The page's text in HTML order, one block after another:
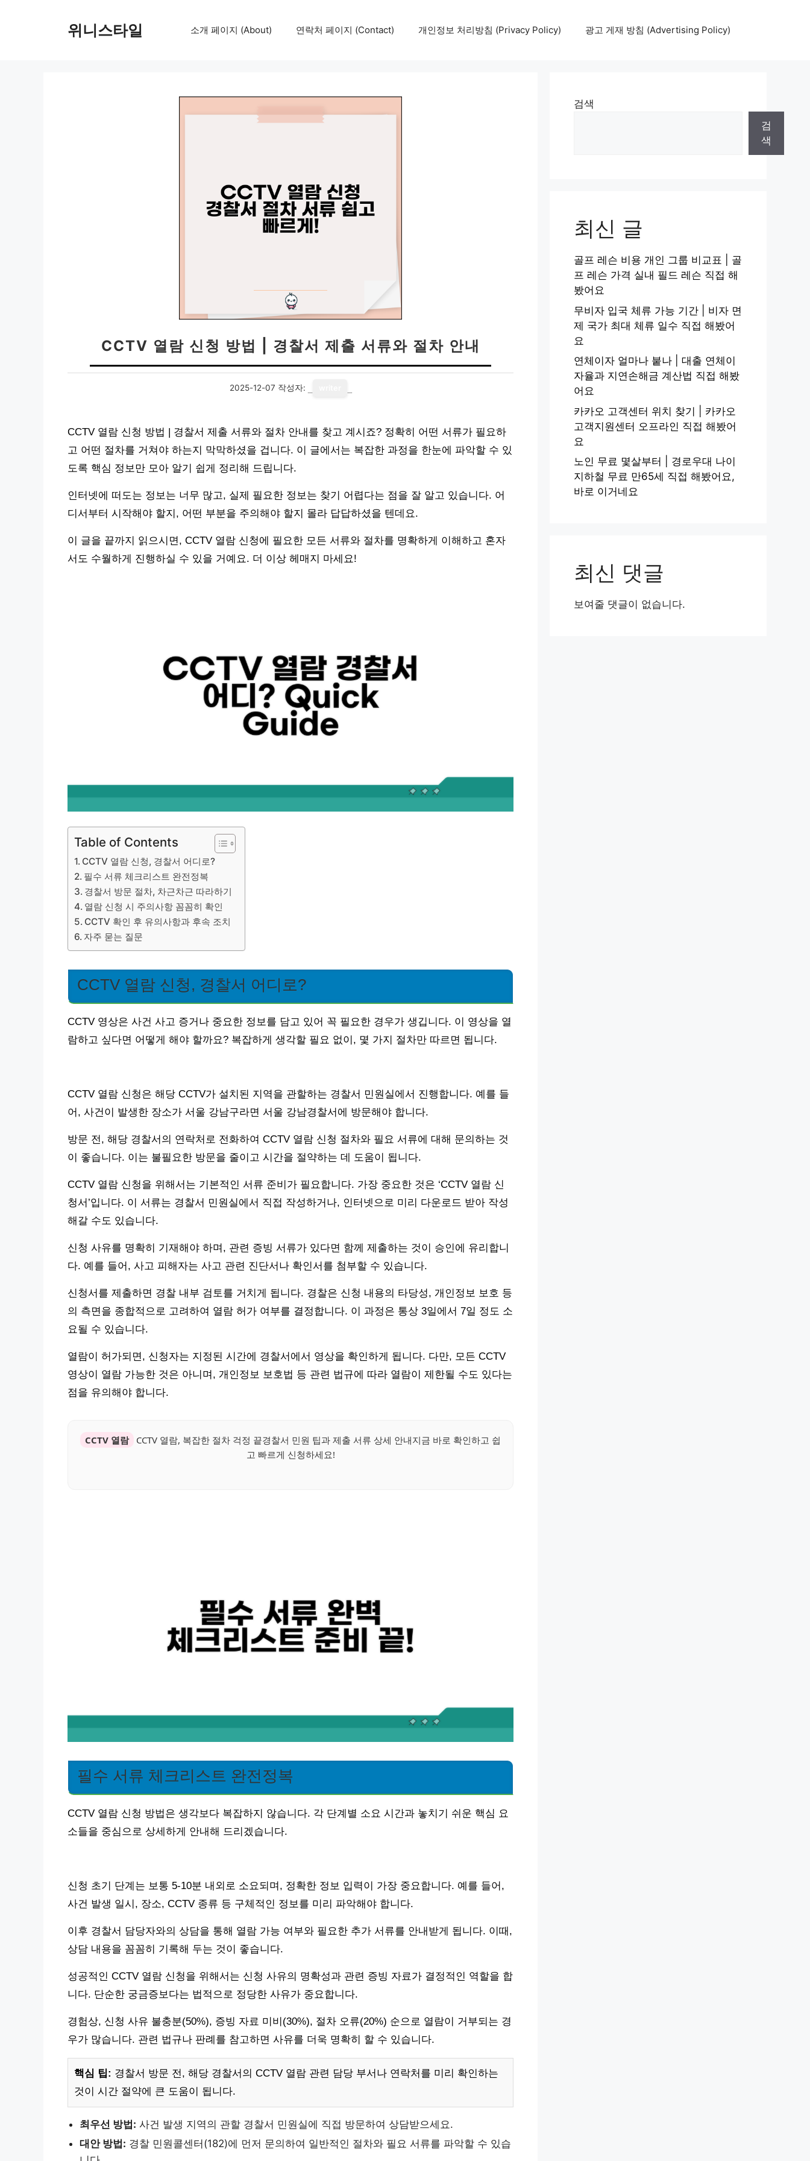
위니스타일 소개 페이지 (About) 연락처 페이지 (Contact) 개인정보 처리방침 (Privacy Policy) 광고 게재 방침 (Advertising Policy)
CCTV 열람 신청 방법 | 경찰서 제출 서류와 절차 안내
2025-12-07 작성자:
CCTV 열람 신청 방법 | 경찰서 제출 서류와 절차 안내를 찾고 계시죠? 정확히 어떤 서류가 필요하
고 어떤 절차를 거쳐야 하는지 막막하셨을 겁니다. 이 글에서는 복잡한 과정을 한눈에 파악할 수 있
도록 핵심 정보만 모아 알기 쉽게 정리해 드립니다.
인터넷에 떠도는 정보는 너무 많고, 실제 필요한 정보는 찾기 어렵다는 점을 잘 알고 있습니다. 어
디서부터 시작해야 할지, 어떤 부분을 주의해야 할지 몰라 답답하셨을 텐데요.
이 글을 끝까지 읽으시면, CCTV 열람 신청에 필요한 모든 서류와 절차를 명확하게 이해하고 혼자
서도 수월하게 진행하실 수 있을 거예요. 더 이상 헤매지 마세요!
Table of Contents
CCTV 열람 신청, 경찰서 어디로?
필수 서류 체크리스트 완전정복
경찰서 방문 절차, 차근차근 따라하기
열람 신청 시 주의사항 꼼꼼히 확인
CCTV 확인 후 유의사항과 후속 조치
자주 묻는 질문
CCTV 열람 신청, 경찰서 어디로?
CCTV 영상은 사건 사고 증거나 중요한 정보를 담고 있어 꼭 필요한 경우가 생깁니다. 이 영상을 열
람하고 싶다면 어떻게 해야 할까요? 복잡하게 생각할 필요 없이, 몇 가지 절차만 따르면 됩니다.
CCTV 열람 신청은 해당 CCTV가 설치된 지역을 관할하는 경찰서 민원실에서 진행합니다. 예를 들
어, 사건이 발생한 장소가 서울 강남구라면 서울 강남경찰서에 방문해야 합니다.
방문 전, 해당 경찰서의 연락처로 전화하여 CCTV 열람 신청 절차와 필요 서류에 대해 문의하는 것
이 좋습니다. 이는 불필요한 방문을 줄이고 시간을 절약하는 데 도움이 됩니다.
CCTV 열람 신청을 위해서는 기본적인 서류 준비가 필요합니다. 가장 중요한 것은 ‘CCTV 열람 신
청서’입니다. 이 서류는 경찰서 민원실에서 직접 작성하거나, 인터넷으로 미리 다운로드 받아 작성
해갈 수도 있습니다.
신청 사유를 명확히 기재해야 하며, 관련 증빙 서류가 있다면 함께 제출하는 것이 승인에 유리합니
다. 예를 들어, 사고 피해자는 사고 관련 진단서나 확인서를 첨부할 수 있습니다.
신청서를 제출하면 경찰 내부 검토를 거치게 됩니다. 경찰은 신청 내용의 타당성, 개인정보 보호 등
의 측면을 종합적으로 고려하여 열람 허가 여부를 결정합니다. 이 과정은 통상 3일에서 7일 정도 소
요될 수 있습니다.
열람이 허가되면, 신청자는 지정된 시간에 경찰서에서 영상을 확인하게 됩니다. 다만, 모든 CCTV
영상이 열람 가능한 것은 아니며, 개인정보 보호법 등 관련 법규에 따라 열람이 제한될 수도 있다는
점을 유의해야 합니다.
CCTV 열람
CCTV 열람, 복잡한 절차 걱정 끝경찰서 민원 팁과 제출 서류 상세 안내지금 바로 확인하고 쉽
고 빠르게 신청하세요!
필수 서류 체크리스트 완전정복
CCTV 열람 신청 방법은 생각보다 복잡하지 않습니다. 각 단계별 소요 시간과 놓치기 쉬운 핵심 요
소들을 중심으로 상세하게 안내해 드리겠습니다.
신청 초기 단계는 보통 5-10분 내외로 소요되며, 정확한 정보 입력이 가장 중요합니다. 예를 들어,
사건 발생 일시, 장소, CCTV 종류 등 구체적인 정보를 미리 파악해야 합니다.
이후 경찰서 담당자와의 상담을 통해 열람 가능 여부와 필요한 추가 서류를 안내받게 됩니다. 이때,
상담 내용을 꼼꼼히 기록해 두는 것이 좋습니다.
성공적인 CCTV 열람 신청을 위해서는 신청 사유의 명확성과 관련 증빙 자료가 결정적인 역할을 합
니다. 단순한 궁금증보다는 법적으로 정당한 사유가 중요합니다.
경험상, 신청 사유 불충분(50%), 증빙 자료 미비(30%), 절차 오류(20%) 순으로 열람이 거부되는 경
우가 많습니다. 관련 법규나 판례를 참고하면 사유를 더욱 명확히 할 수 있습니다.
핵심 팁: 경찰서 방문 전, 해당 경찰서의 CCTV 열람 관련 담당 부서나 연락처를 미리 확인하는
것이 시간 절약에 큰 도움이 됩니다.
최우선 방법: 사건 발생 지역의 관할 경찰서 민원실에 직접 방문하여 상담받으세요.
대안 방법: 경찰 민원콜센터(182)에 먼저 문의하여 일반적인 절차와 필요 서류를 파악할 수 있습
검색
검
색
최신 글
골프 레슨 비용 개인 그룹 비교표 | 골
프 레슨 가격 실내 필드 레슨 직접 해
봤어요
무비자 입국 체류 가능 기간 | 비자 면
제 국가 최대 체류 일수 직접 해봤어
요
연체이자 얼마나 붙나 | 대출 연체이
자율과 지연손해금 계산법 직접 해봤
어요
카카오 고객센터 위치 찾기 | 카카오
고객지원센터 오프라인 직접 해봤어
요
노인 무료 몇살부터 | 경로우대 나이
지하철 무료 만65세 직접 해봤어요,
바로 이거네요
최신 댓글
보여줄 댓글이 없습니다.